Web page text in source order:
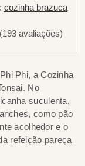
cozinha brazuca
avaliações)
Phi, a Cozinha
No
suculenta,
como pão
acolhedor e o
refeição pareça